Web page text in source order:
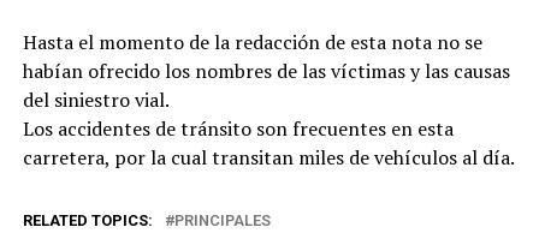
Hasta el momento de la redacción de esta nota no se
habían ofrecido los nombres de las víctimas y las causas
del siniestro vial.
Los accidentes de tránsito son frecuentes en esta
carretera, por la cual transitan miles de vehículos al día.
RELATED TOPICS: PRINCIPALES